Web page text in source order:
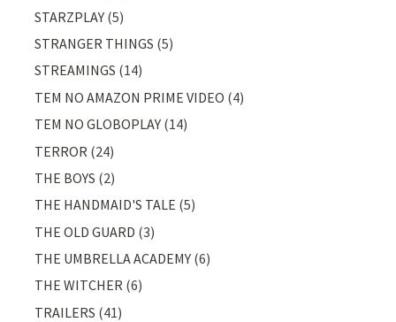
STARZPLAY (5)
STRANGER THINGS (5)
STREAMINGS (14)
TEM NO AMAZON PRIME VIDEO (4)
TEM NO GLOBOPLAY (14)
TERROR (24)
THE BOYS (2)
THE HANDMAID'S TALE (5)
THE OLD GUARD (3)
THE UMBRELLA ACADEMY (6)
THE WITCHER (6)
TRAILERS (41)